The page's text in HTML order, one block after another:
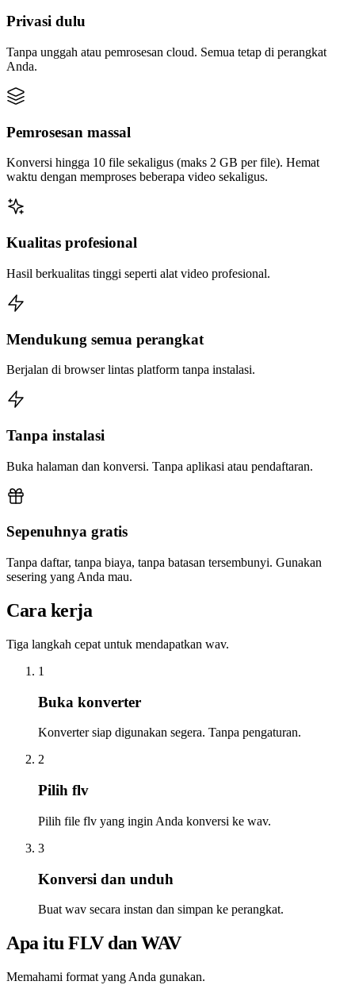
Privasi dulu
Tanpa unggah atau pemrosesan cloud. Semua tetap di perangkat
Anda.
Pemrosesan massal
Konversi hingga 10 file sekaligus (maks 2 GB per file). Hemat
waktu dengan memproses beberapa video sekaligus.
Kualitas profesional
Hasil berkualitas tinggi seperti alat video profesional.
Mendukung semua perangkat
Berjalan di browser lintas platform tanpa instalasi.
Tanpa instalasi
Buka halaman dan konversi. Tanpa aplikasi atau pendaftaran.
Sepenuhnya gratis
Tanpa daftar, tanpa biaya, tanpa batasan tersembunyi. Gunakan
sesering yang Anda mau.
Cara kerja
Tiga langkah cepat untuk mendapatkan wav.
1
Buka konverter
Konverter siap digunakan segera. Tanpa pengaturan.
2
Pilih flv
Pilih file flv yang ingin Anda konversi ke wav.
3
Konversi dan unduh
Buat wav secara instan dan simpan ke perangkat.
Apa itu FLV dan WAV
Memahami format yang Anda gunakan.